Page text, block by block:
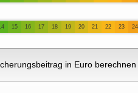
15 16 17 18 19 20 21 22 23 24
in Euro berechnen